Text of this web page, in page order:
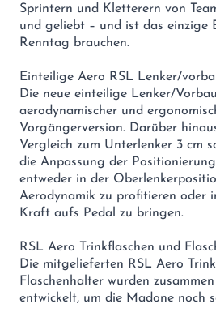
Sprintern und Kletterern von
und geliebt – und ist das einzige
Renntag brauchen.
Einteilige Aero RSL Lenker/
Die neue einteilige Lenker/
aerodynamischer und
Vorgängerversion. Darüber
Vergleich zum Unterlenker 3 cm
die Anpassung der
entweder in der
Aerodynamik zu profitieren oder
Kraft aufs Pedal zu bringen.
RSL Aero Trinkflaschen und
Die mitgelieferten RSL Aero
Flaschenhalter wurden
entwickelt, um die Madone noch